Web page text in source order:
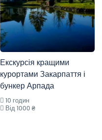
Екскурсія кращими
курортами Закарпаття і
бункер Арпада
10 годин
Від 1000 ₴